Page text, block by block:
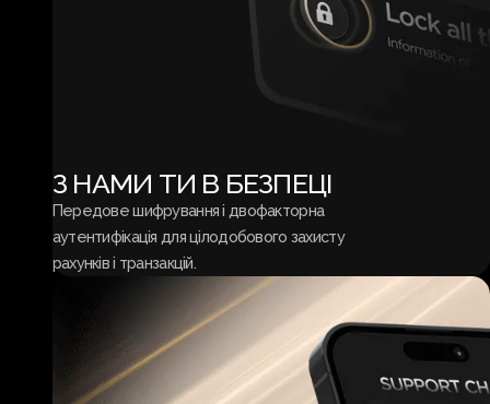
З НАМИ ТИ В БЕЗПЕЦІ
Передове шифрування і двофакторна
аутентифікація для цілодобового захисту
рахунків і транзакцій.